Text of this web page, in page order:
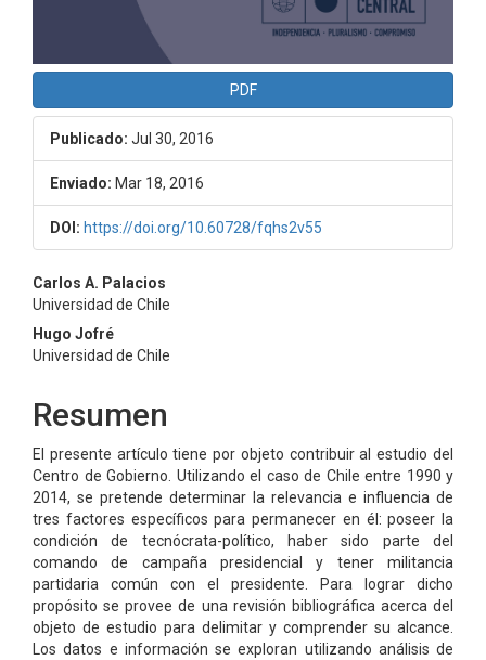
PDF
Publicado: Jul 30, 2016
Enviado: Mar 18, 2016
DOI: https://doi.org/10.60728/fqhs2v55
Contenido
principal
del
artículo
Carlos A. Palacios
Universidad de Chile
Hugo Jofré
Universidad de Chile
Resumen
El presente artículo tiene por objeto contribuir al estudio del
Centro de Gobierno. Utilizando el caso de Chile entre 1990 y
2014, se pretende determinar la relevancia e influencia de
tres factores específicos para permanecer en él: poseer la
condición de tecnócrata-político, haber sido parte del
comando de campaña presidencial y tener militancia
partidaria común con el presidente. Para lograr dicho
propósito se provee de una revisión bibliográfica acerca del
objeto de estudio para delimitar y comprender su alcance.
Los datos e información se exploran utilizando análisis de